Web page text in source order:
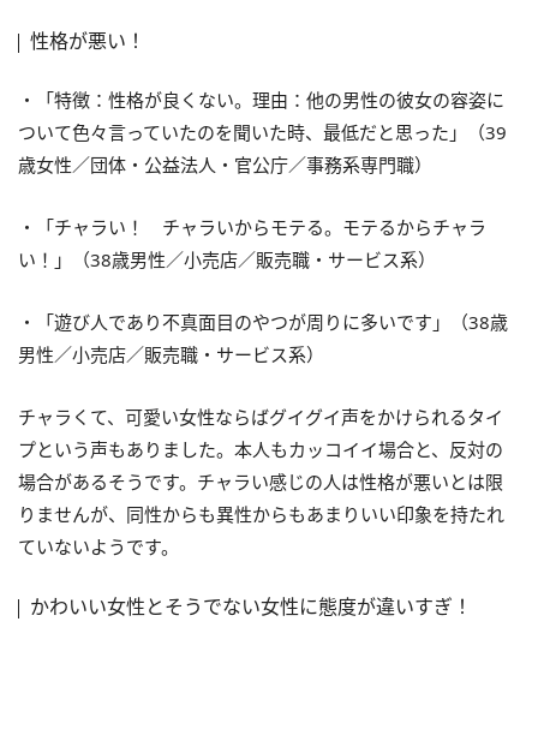
性格が悪い！
・「特徴：性格が良くない。理由：他の男性の彼女の容姿に
ついて色々言っていたのを聞いた時、最低だと思った」（39
歳女性／団体・公益法人・官公庁／事務系専門職）
・「チャラい！ チャラいからモテる。モテるからチャラ
い！」（38歳男性／小売店／販売職・サービス系）
・「遊び人であり不真面目のやつが周りに多いです」（38歳
男性／小売店／販売職・サービス系）
チャラくて、可愛い女性ならばグイグイ声をかけられるタイ
プという声もありました。本人もカッコイイ場合と、反対の
場合があるそうです。チャラい感じの人は性格が悪いとは限
りませんが、同性からも異性からもあまりいい印象を持たれ
ていないようです。
かわいい女性とそうでない女性に態度が違いすぎ！